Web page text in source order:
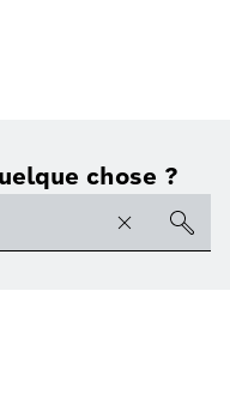
chose ?